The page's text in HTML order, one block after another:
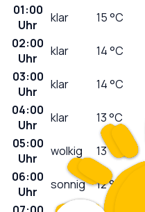
01:00
Uhr
klar 15°C
02:00
Uhr
klar 14°C
03:00
Uhr
klar 14°C
04:00
Uhr
klar 13°C
05:00
Uhr
wolkig 13°C
06:00
Uhr
sonnig 12°C